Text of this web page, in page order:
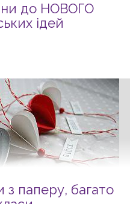
до НОВОГО
ідей
з паперу, багато